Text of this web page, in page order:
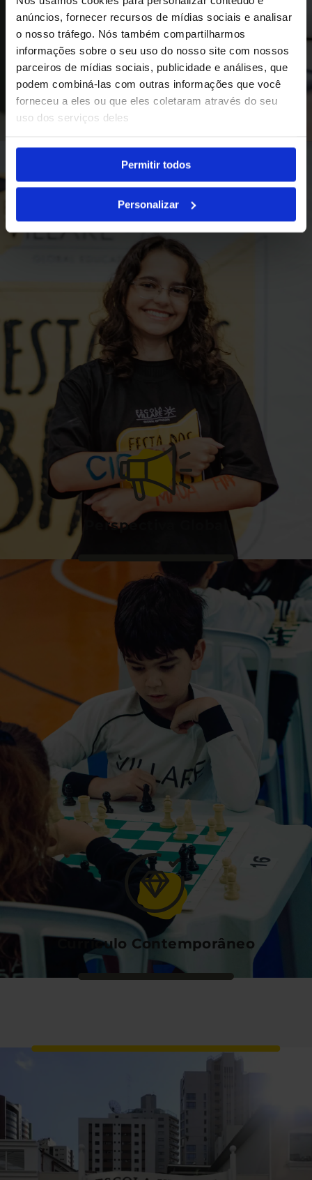
anúncios, fornecer recursos de mídias sociais e analisar
o nosso tráfego. Nós também compartilharmos
informações sobre o seu uso do nosso site com nossos
parceiros de mídias sociais, publicidade e análises, que
podem combiná-las com outras informações que você
forneceu a eles ou que eles coletaram através do seu
uso dos serviços deles
Permitir todos
Personalizar
Excelência Acadêmica
Perspectiva Global
Currículo Contemporâneo